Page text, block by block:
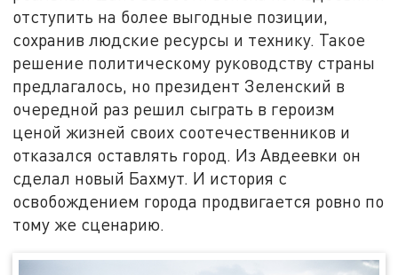
отступить на более выгодные позиции,
сохранив людские ресурсы и технику. Такое
решение политическому руководству страны
предлагалось, но президент Зеленский в
очередной раз решил сыграть в героизм
ценой жизней своих соотечественников и
отказался оставлять город. Из Авдеевки он
сделал новый Бахмут. И история с
освобождением города продвигается ровно по
тому же сценарию.